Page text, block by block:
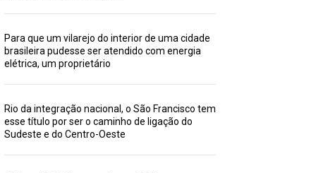
Para que um vilarejo do interior de uma cidade
brasileira pudesse ser atendido com energia
elétrica, um proprietário
Rio da integração nacional, o São Francisco tem
esse título por ser o caminho de ligação do
Sudeste e do Centro-Oeste